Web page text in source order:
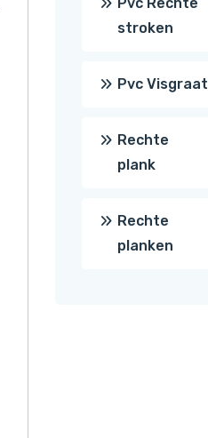
stroken
Pvc Visgraat
Rechte
plank
Rechte
planken